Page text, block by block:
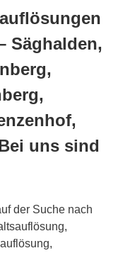
Säghalden,
uns sind
der Suche nach